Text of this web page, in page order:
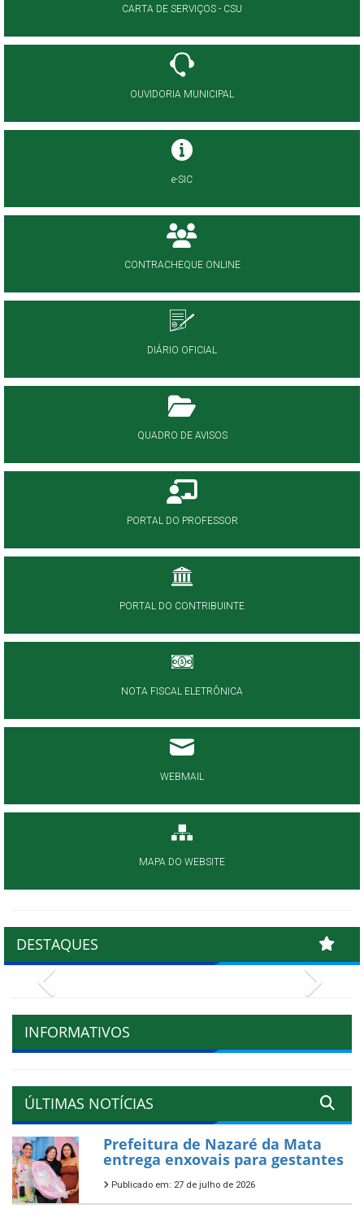
CARTA DE SERVIÇOS - CSU
OUVIDORIA MUNICIPAL
e-SIC
CONTRACHEQUE ONLINE
DIÁRIO OFICIAL
QUADRO DE AVISOS
PORTAL DO PROFESSOR
PORTAL DO CONTRIBUINTE
NOTA FISCAL ELETRÔNICA
WEBMAIL
MAPA DO WEBSITE
DESTAQUES
INFORMATIVOS
ÚLTIMAS NOTÍCIAS
Prefeitura de Nazaré da Mata
entrega enxovais para gestantes
Publicado em: 27 de julho de 2026